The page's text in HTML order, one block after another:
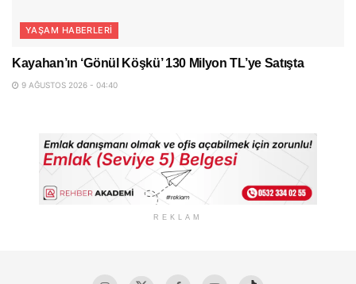
YAŞAM HABERLERI
Kayahan’ın ‘Gönül Köşkü’ 130 Milyon TL’ye Satışta
9 AĞUSTOS 2026 - 04:40
REKLAM